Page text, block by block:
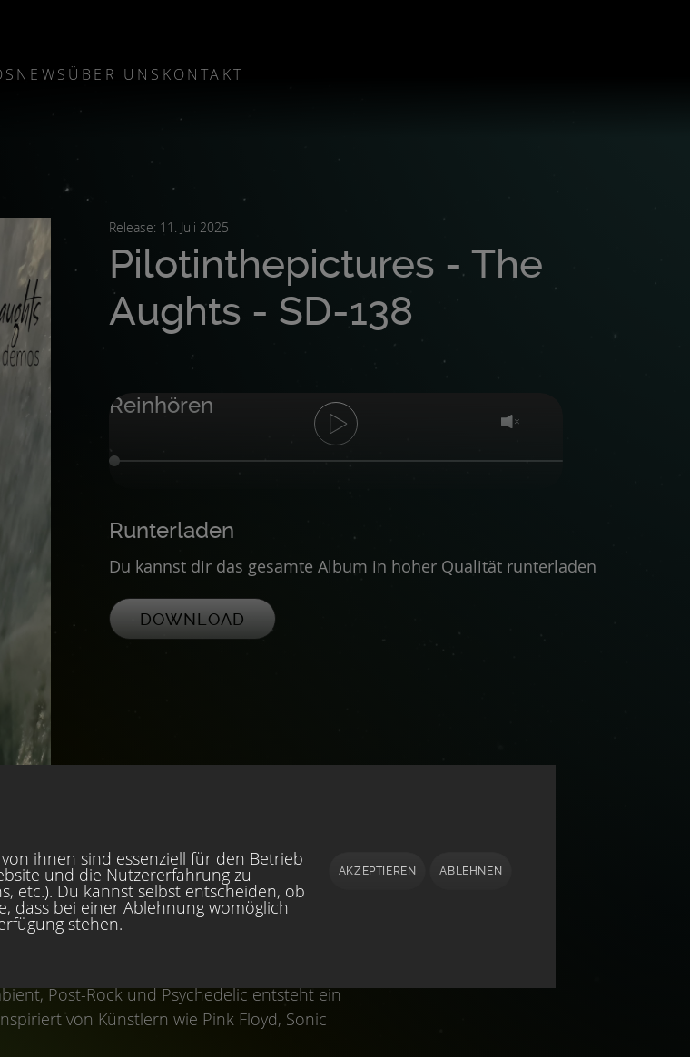
NEWS ÜBER UNS KONTAKT
Release: 11. Juli 2025
Pilotinthepictures - The
Aughts - SD-138
Reinhören
Runterladen
Du kannst dir das gesamte Album in hoher Qualität runterladen
DOWNLOAD
chillige Musik im Gepäck..
Post-Rock und Psychedelic entsteht ein
von Künstlern wie Pink Floyd, Sonic
ihnen sind essenziell für den Betrieb
und die Nutzererfahrung zu
etc.). Du kannst selbst entscheiden, ob
dass bei einer Ablehnung womöglich
stehen.
AKZEPTIEREN ABLEHNEN